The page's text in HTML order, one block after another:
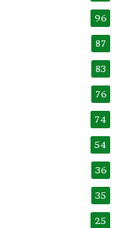
96
87
83
76
74
54
36
35
25